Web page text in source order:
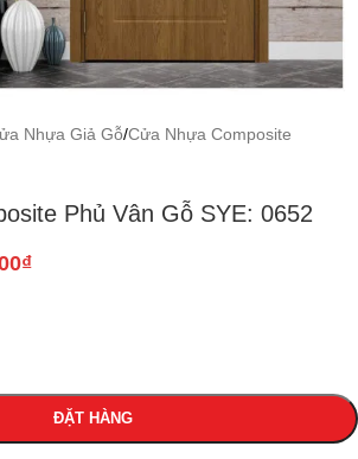
Nhựa Giả Gỗ/Cửa Nhựa Composite
Phủ Vân Gỗ SYE: 0652
₫
ĐẶT HÀNG